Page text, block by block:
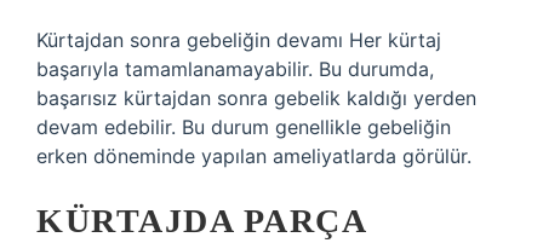
Kürtajdan sonra gebeliğin devamı Her kürtaj
başarıyla tamamlanamayabilir. Bu durumda,
başarısız kürtajdan sonra gebelik kaldığı yerden
devam edebilir. Bu durum genellikle gebeliğin
erken döneminde yapılan ameliyatlarda görülür.
KÜRTAJDA PARÇA